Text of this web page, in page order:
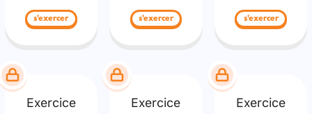
s'exercer s'exercer s'exercer
Exercice Exercice Exercice